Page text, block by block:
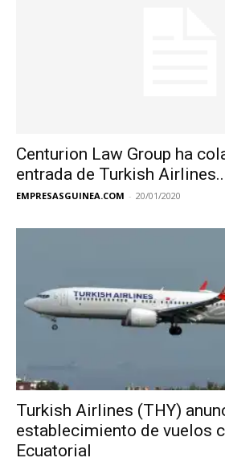
Centurion Law Group ha
entrada de Turkish
EMPRESASGUINEA.COM - 20/01/2020
Turkish Airlines (THY)
establecimiento de vuelos
Ecuatorial